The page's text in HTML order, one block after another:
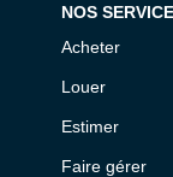
NOS
Acheter
Louer
Estimer
Faire gérer